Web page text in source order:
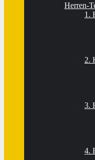
Herren-
1.
2.
3.
4.